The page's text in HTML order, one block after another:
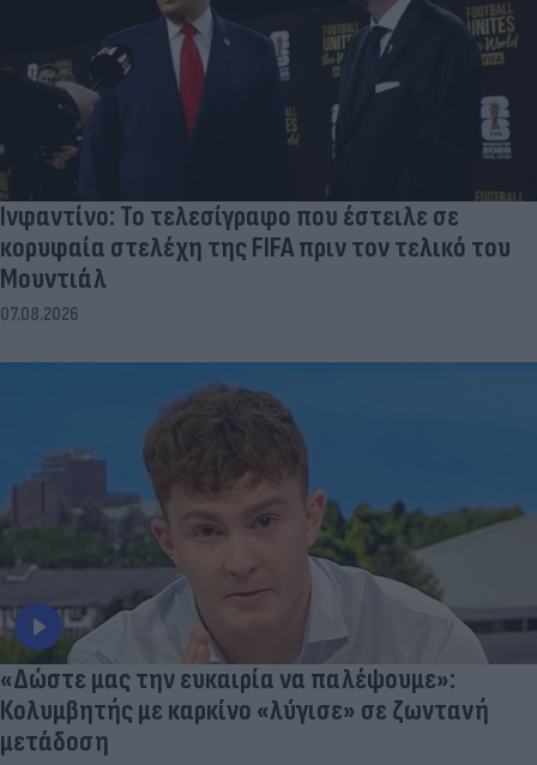
Ινφαντίνο: Το τελεσίγραφο που έστειλε σε
κορυφαία στελέχη της FIFA πριν τον τελικό του
Μουντιάλ
07.08.2026
«Δώστε μας την ευκαιρία να παλέψουμε»:
Κολυμβητής με καρκίνο «λύγισε» σε ζωντανή
μετάδοση